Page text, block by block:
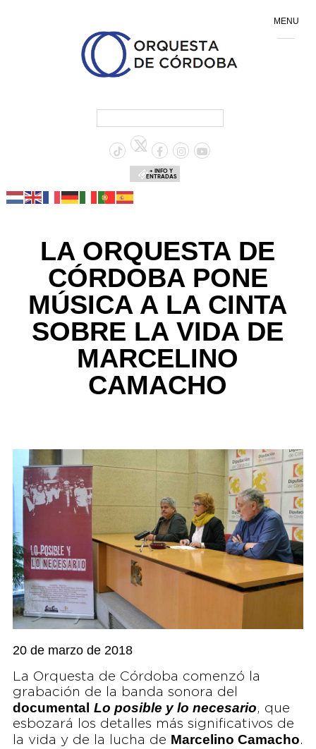
+ INFO Y
ENTRADAS
LA ORQUESTA DE
CÓRDOBA PONE
MÚSICA A LA CINTA
SOBRE LA VIDA DE
MARCELINO
CAMACHO
20 de marzo de 2018
La Orquesta de Córdoba comenzó la
grabación de la banda sonora del
documental Lo posible y lo necesario, que
esbozará los detalles más significativos de
la vida y de la lucha de Marcelino Camacho.
MENU